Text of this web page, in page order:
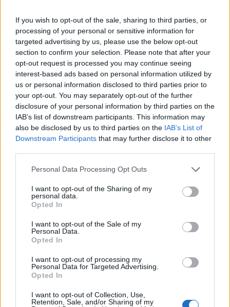
If you wish to opt-out of the sale, sharing to third parties, or
processing of your personal or sensitive information for
targeted advertising by us, please use the below opt-out
section to confirm your selection. Please note that after your
opt-out request is processed you may continue seeing
interest-based ads based on personal information utilized by
us or personal information disclosed to third parties prior to
your opt-out. You may separately opt-out of the further
disclosure of your personal information by third parties on the
IAB’s list of downstream participants. This information may
also be disclosed by us to third parties on the IAB’s List of
Downstream Participants that may further disclose it to other
Personal Data Processing Opt Outs
I want to opt-out of the Sharing of my
personal data.
Opted In
I want to opt-out of the Sale of my
Personal Data.
Opted In
I want to opt-out of processing my
Personal Data for Targeted Advertising.
Opted In
I want to opt-out of Collection, Use,
Retention, Sale, and/or Sharing of my
Több mint 60 millió forinttal 690 millió forintra
emelte meg a Nemzeti Fejlesztési Minisztérium a
hűtő- és fagyasztócserére vonatkozó lakossági
pályázat keretösszegét - derül ki a minisztérium
mai közleményéből. Amennyiben a pályázat
keretében átlagosan elnyerhető 30 ezer forinttal
számolunk, akkor a bő 60 millió forintos
keretemelés azt jelenti, hogy az eddig tervezettnél
mintegy 2000-rel több hűtőgép, illetve
fagyasztógép segíthet a magyar gazdaság
fellendülésében.
A Nemzeti Fejlesztési Minisztérium idén szeptemberben
hirdette meg a háztartási nagygépek energiamegtakarítást
eredményező cseréjét támogató pályázatát. A tárca a
visszajelzéseket mérlegelve több mint 60 millió forinttal
növeli meg az Otthon Melege Program keretében
megnyitott konstrukció keretösszegét. A minisztérium
KEDVES OLVASÓNK!
A keresett cikk a portfolio.hu hírarchívumához